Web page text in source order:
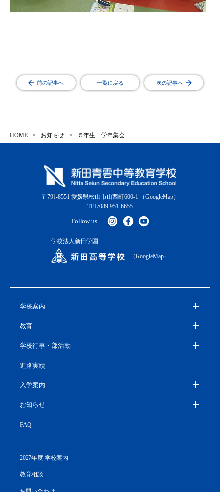
前の記事へ 一覧に戻る 次の記事へ
HOME お知らせ ５年生 学年集会
〒791-8551 愛媛県松山市山西町600-1
（GoogleMap）
TEL:089-951-6655
Follow us
学校法人新田学園
（GoogleMap）
学校案内
教育
学校行事・部活動
進路実績
入学案内
お知らせ
FAQ
2027年度 学校案内
教育相談